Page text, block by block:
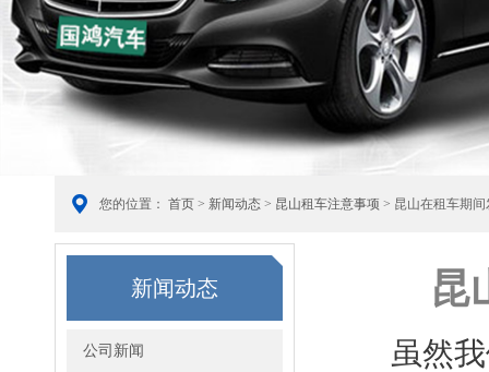
您的位置： 首页 > 新闻动态 > 昆山租车注意事项 > 昆山在租车期
新闻动态
公司新闻
昆
虽然